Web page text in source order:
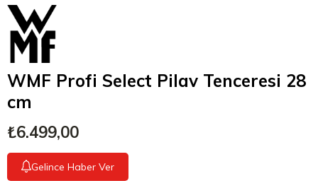
WMF Profi Select Pilav Tenceresi 28
cm
₺6.499,00
Gelince Haber Ver